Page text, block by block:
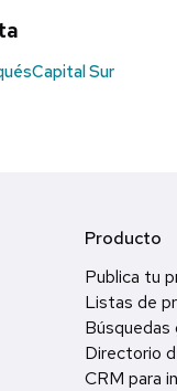
Capital Sur
Producto
Publica tu
Listas de
Búsquedas
Directorio
CRM para